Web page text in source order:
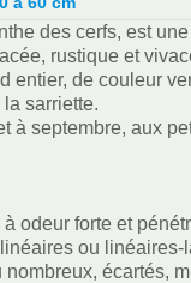
des cerfs, est
rustique et
entier, de couleur
sarriette.
à septembre, aux
odeur forte et
ou
écartés,